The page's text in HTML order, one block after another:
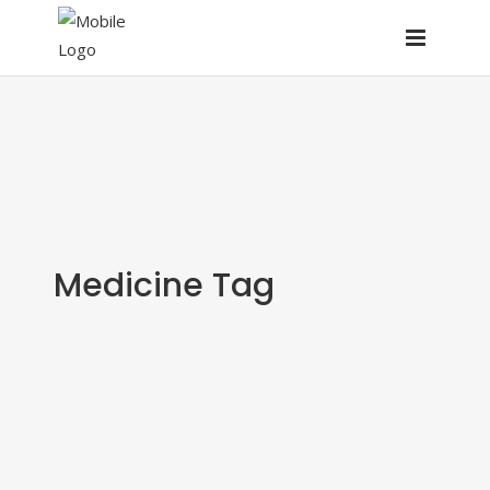
Medicine Tag